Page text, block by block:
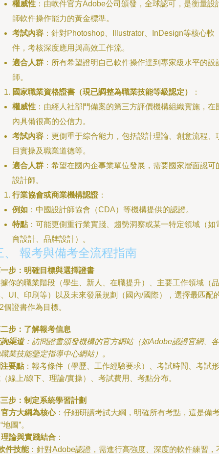
權威性 ：由軟件官方Adobe公司頒發，全球認可，是衡量設
師軟件操作能力的黃金標準。
考試內容 ：針對Photoshop、Illustrator、InDesign等核心軟
件，考核深度應用與高效工作流。
適合人群 ：所有希望證明自己軟件操作達到專家級水平的設
師。
國家職業資格證書（現已調整為職業技能等級認定）
：
權威性 ：由經人社部門備案的第三方評價機構組織實施，在
內具備很高的公信力。
考試內容 ：更側重于綜合能力，包括設計理論、創意流程、
目實操及職業道德等。
適合人群 ：希望在國內企事業單位發展，需要國家層面認可
設計師。
行業協會或商業機構認證：
例如 ：中國設計師協會（CDA）等機構提供的認證。
特點 ：可能更側重行業實踐、趨勢洞察或某一特定領域（如
商設計、品牌設計）。
、 報考與備考全流程指南
步：明確目標與選擇證書
你的職業階段（學生、新人、在職提升）、主要工作領域（品
UI、印刷等）以及未來發展規劃（國內/國際），選擇最匹配
個證書作為目標。
步：了解報考信息
渠道：訪問證書頒發機構的官方網站（如Adobe認證官網、各
業技能鑒定指導中心網站）。
要點 ：報考條件（學歷、工作經驗要求）、考試時間、考試形
線上/線下、理論/實操）、考試費用、考點分布。
步：制定系統學習計劃
官方大綱為核心：仔細研讀考試大綱，明確所有考點，這是備
地圖”。
理論與實踐結合 ：
件技能：針對Adobe認證，需進行高強度、深度的軟件練習，